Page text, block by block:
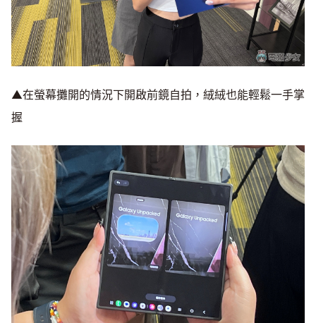
▲在螢幕攤開的情況下開啟前鏡自拍，絨絨也能輕鬆一手掌
握